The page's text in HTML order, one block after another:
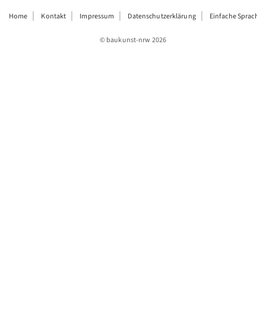
Home Kontakt Impressum Datenschutzerklärung Einfache Sprache
© baukunst-nrw2026